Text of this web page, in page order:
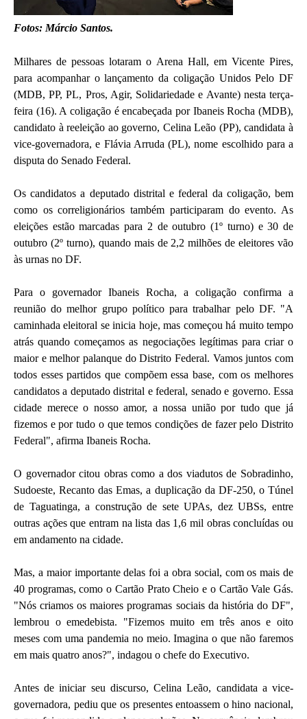
Fotos: Márcio Santos.
Milhares de pessoas lotaram o Arena Hall, em Vicente Pires,
para acompanhar o lançamento da coligação Unidos Pelo DF
(MDB, PP, PL, Pros, Agir, Solidariedade e Avante) nesta terça-
feira (16). A coligação é encabeçada por Ibaneis Rocha (MDB),
candidato à reeleição ao governo, Celina Leão (PP), candidata à
vice-governadora, e Flávia Arruda (PL), nome escolhido para a
disputa do Senado Federal.
Os candidatos a deputado distrital e federal da coligação, bem
como os correligionários também participaram do evento. As
eleições estão marcadas para 2 de outubro (1º turno) e 30 de
outubro (2º turno), quando mais de 2,2 milhões de eleitores vão
às urnas no DF.
Para o governador Ibaneis Rocha, a coligação confirma a
reunião do melhor grupo político para trabalhar pelo DF. "A
caminhada eleitoral se inicia hoje, mas começou há muito tempo
atrás quando começamos as negociações legítimas para criar o
maior e melhor palanque do Distrito Federal. Vamos juntos com
todos esses partidos que compõem essa base, com os melhores
candidatos a deputado distrital e federal, senado e governo. Essa
cidade merece o nosso amor, a nossa união por tudo que já
fizemos e por tudo o que temos condições de fazer pelo Distrito
Federal", afirma Ibaneis Rocha.
O governador citou obras como a dos viadutos de Sobradinho,
Sudoeste, Recanto das Emas, a duplicação da DF-250, o Túnel
de Taguatinga, a construção de sete UPAs, dez UBSs, entre
outras ações que entram na lista das 1,6 mil obras concluídas ou
em andamento na cidade.
Mas, a maior importante delas foi a obra social, com os mais de
40 programas, como o Cartão Prato Cheio e o Cartão Vale Gás.
"Nós criamos os maiores programas sociais da história do DF",
lembrou o emedebista. "Fizemos muito em três anos e oito
meses com uma pandemia no meio. Imagina o que não faremos
em mais quatro anos?", indagou o chefe do Executivo.
Antes de iniciar seu discurso, Celina Leão, candidata a vice-
governadora, pediu que os presentes entoassem o hino nacional,